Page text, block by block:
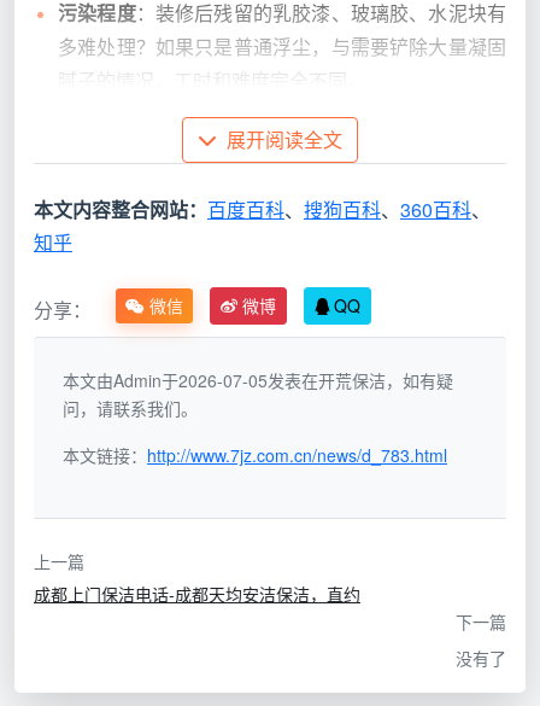
污染程度：装修后残留的乳胶漆、玻璃胶、水泥块有
多难处理？如果只是普通浮尘，与需要铲除大量凝固
腻子的情况，工时和难度完全不同。
：是仅做表面除尘，还是包含全屋玻璃
（含窗框沟槽）、厨卫细节、地脚线、开关面板、柜
体内部深度擦拭？精细化服务会让单价有所上升。
户型结构
在打扫时的动线复杂程度和需要处理的玻璃面积差异
显著。
2026年成都开荒保洁上门服务价格参考
为了让你对“成都开荒保洁上门服务一般多少钱”有
个更清晰的概念，这里整理了一份基于当前市场行情和
非绝对定价，而是用来参考的合理区间。
房屋类
建筑面
参考收费方式
小户型/
600元 –
展开阅读全文
本文内容整合网站： 百度百科、 搜狗百科、 360百科、
知乎
分享： 微信 微博 QQ
本文由Admin于2026-07-05发表在开荒保洁，如有疑
问，请联系我们。
本文链接： http://www.7jz.com.cn/news/d_783.html
上一篇
成都上门保洁电话-成都天均安洁保洁，直约
下一篇
没有了